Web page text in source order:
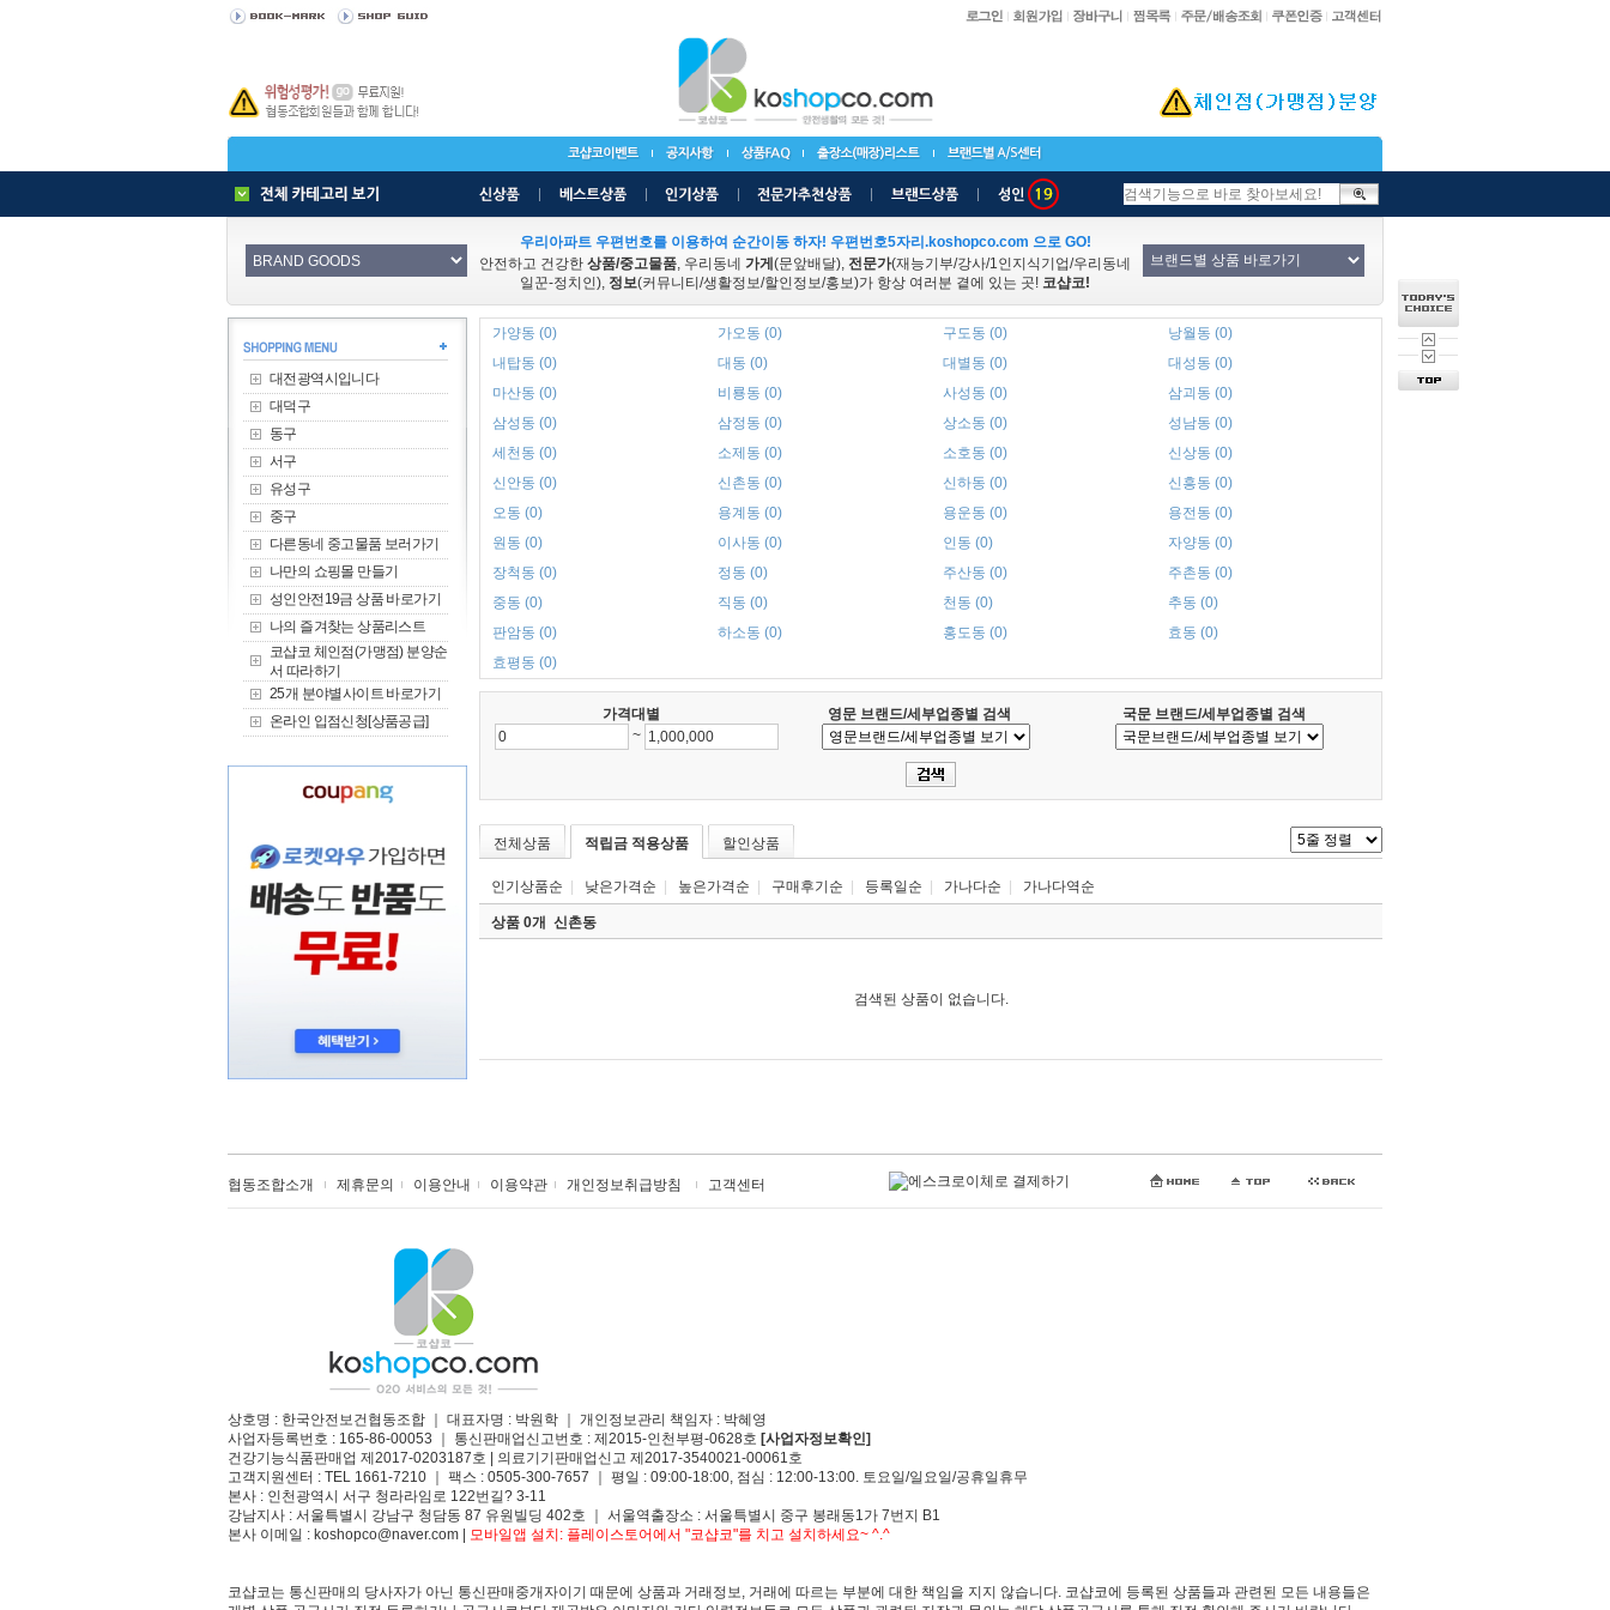
우리아파트 우편번호를 이용하여 순간이동 하자! 우편번호5자리.koshopco.com 으로 GO!
안전하고 건강한 상품/중고물품, 우리동네 가게 (문앞배달), 전문가(재능기부/강사/1인지식기업/우리동네
일꾼-정치인), 정보(커뮤니티/생활정보/할인정보/홍보)가 항상 여러분 곁에 있는 곳! 코샵코!
대전광역시입니다
대덕구
동구
서구
유성구
중구
다른동네 중고물품 보러가기
나만의 쇼핑몰 만들기
성인안전19금 상품 바로가기
나의 즐겨찾는 상품리스트
코샵코 체인점(가맹점) 분양순
서 따라하기
25개 분야별사이트 바로가기
온라인 입점신청[상품공급]
가양동 (0) 가오동 (0) 구도동 (0)
낭월동 (0)
내탑동 (0)
대동 (0) 대별동 (0)
대성동 (0)
마산동 (0)
비룡동 (0) 사성동 (0)
삼괴동 (0)
삼성동 (0)
삼정동 (0) 상소동 (0)
성남동 (0)
세천동 (0)
소제동 (0) 소호동 (0)
신상동 (0)
신안동 (0)
신촌동 (0) 신하동 (0)
신흥동 (0)
오동 (0)
용계동 (0) 용운동 (0)
용전동 (0)
원동 (0)
이사동 (0) 인동 (0)
자양동 (0)
장척동 (0)
정동 (0) 주산동 (0)
주촌동 (0)
중동 (0)
직동 (0) 천동 (0)
추동 (0)
판암동 (0)
하소동 (0) 홍도동 (0)
효동 (0)
효평동 (0)
가격대별 영문 브랜드/세부업종별 검색
국문 브랜드/세부업종별 검색
~
전체상품 적립금 적용상품 할인상품
인기상품순 낮은가격순 높은가격순 구매후기순 등록일순 가나다순 가나다역순
상품 0개 신촌동
검색된 상품이 없습니다.
협동조합소개 제휴문의 이용안내 이용약관 개인정보취급방침 고객센터
상호명 : 한국안전보건협동조합 ｜ 대표자명 : 박원학 ｜ 개인정보관리 책임자 : 박혜영
사업자등록번호 : 165-86-00053 ｜ 통신판매업신고번호 : 제2015-인천부평-0628호 [사업자정보확인]
건강기능식품판매업 제2017-0203187호 | 의료기기판매업신고 제2017-3540021-00061호
고객지원센터 : TEL 1661-7210 ｜ 팩스 : 0505-300-7657 ｜ 평일 : 09:00-18:00, 점심 : 12:00-13:00. 토요일/일요일/공휴일휴무
본사 : 인천광역시 서구 청라라임로 122번길? 3-11
강남지사 : 서울특별시 강남구 청담동 87 유원빌딩 402호 ｜ 서울역출장소 : 서울특별시 중구 봉래동1가 7번지 B1
본사 이메일 : koshopco@naver.com | 모바일앱 설치: 플레이스토어에서 "코샵코"를 치고 설치하세요~ ^.^
코샵코는 통신판매의 당사자가 아닌 통신판매중개자이기 때문에 상품과 거래정보, 거래에 따르는 부분에 대한 책임을 지지 않습니다. 코샵코에 등록된 상품들과 관련된 모든 내용들은